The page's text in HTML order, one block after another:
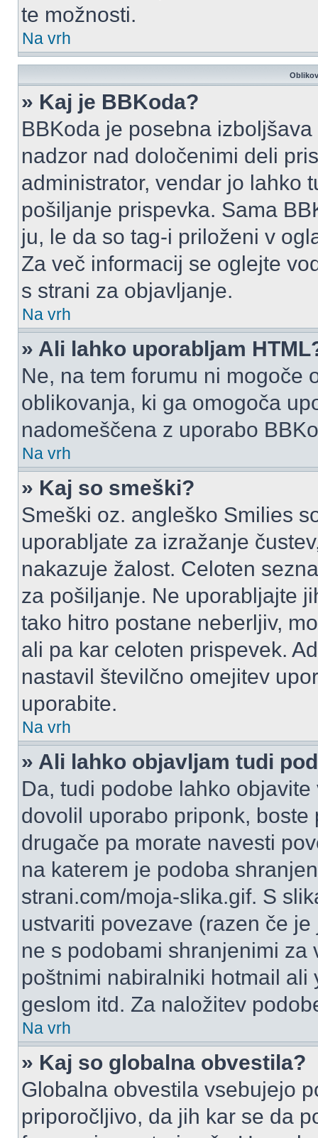
te možnosti.
Na vrh
» Kaj je BBKoda?
BBKoda je posebna
nadzor nad določenimi deli
administrator, vendar jo lahko
pošiljanje prispevka. Sama
ju, le da so tag-i priloženi v
Za več informacij se oglejte
s strani za objavljanje.
Na vrh
» Ali lahko uporabljam
Ne, na tem forumu ni mogoče
oblikovanja, ki ga omogoča
nadomeščena z uporabo
Na vrh
» Kaj so smeški?
Smeški oz. angleško Smilies
uporabljate za izražanje
nakazuje žalost. Celoten
za pošiljanje. Ne uporabljajte
tako hitro postane neberljiv,
ali pa kar celoten prispevek.
nastavil številčno omejitev
uporabite.
Na vrh
» Ali lahko objavljam tudi
Da, tudi podobe lahko
dovolil uporabo priponk,
drugače pa morate navesti
na katerem je podoba
strani.com/moja-slika.gif. S
ustvariti povezave (razen če
ne s podobami shranjenimi za
poštnimi nabiralniki hotmail
geslom itd. Za naložitev
Na vrh
» Kaj so globalna obvestila?
Globalna obvestila vsebujejo
priporočljivo, da jih kar se da